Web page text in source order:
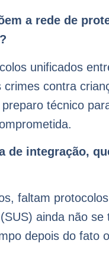
a rede de
unificados
contra
técnico
de integração,
faltam
ainda não
depois do fato